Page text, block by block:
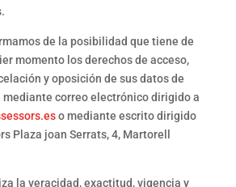
de la posibilidad que tiene de
momento los derechos de acceso,
y oposición de sus datos de
correo electrónico dirigido a
o mediante escrito dirigido
Plaza joan Serrats, 4, Martorell
la veracidad, exactitud, vigencia y